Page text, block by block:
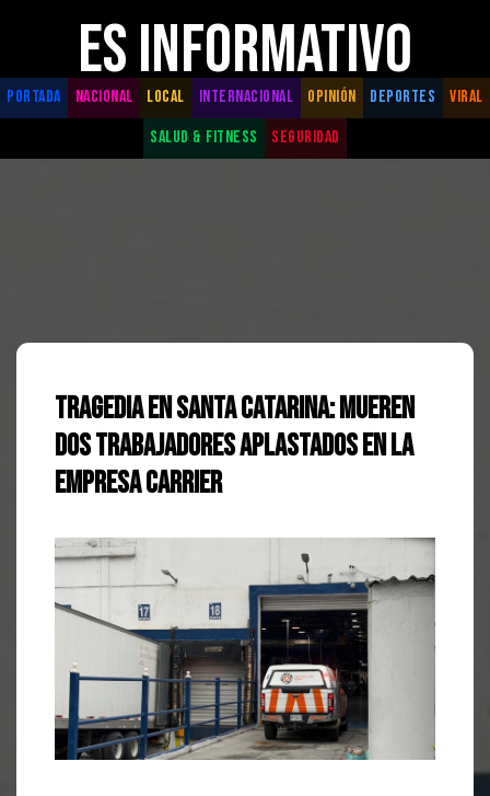
ES INFORMATIVO
PORTADA NACIONAL LOCAL INTERNACIONAL OPINIÓN DEPORTES
VIRAL
SALUD & FITNESS
SEGURIDAD
Tragedia en Santa Catarina: Mueren
dos trabajadores aplastados en la
empresa Carrier